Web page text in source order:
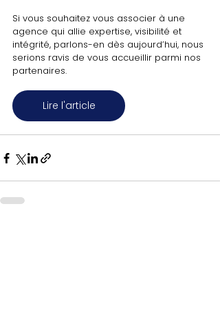
Si vous souhaitez vous associer à une
agence qui allie expertise, visibilité et
intégrité, parlons-en dès aujourd’hui, nous
serions ravis de vous accueillir parmi nos
partenaires.
Lire l'article